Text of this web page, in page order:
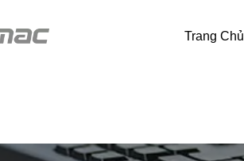
Trang Chủ